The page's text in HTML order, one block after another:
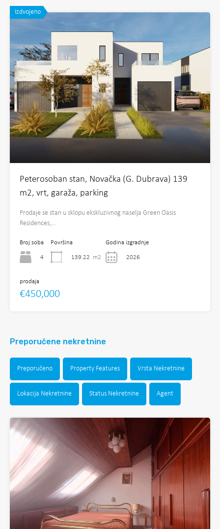
Izdvojeno
Peterosoban stan, Novačka (G. Dubrava) 139
m2, vrt, garaža, parking
Prodaje se stan u sklopu ekskluzivnog naselja Green Oasis
Residences,…
Broj soba
4
Površina
139.22 m2
Godina izgradnje
2026
prodaja
€450,000
Preporučene nekretnine
Preporučeno Property Features Vrsta Nekretnine
Lokacija Nekretnine Status Nekretnine Agent